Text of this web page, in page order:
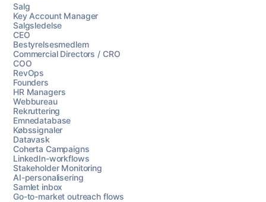
Salg
Key Account Manager
Salgsledelse
CEO
Bestyrelsesmedlem
Commercial Directors / CRO
COO
RevOps
Founders
HR Managers
Webbureau
Rekruttering
Emnedatabase
Købssignaler
Datavask
Coherta Campaigns
LinkedIn-workflows
Stakeholder Monitoring
AI-personalisering
Samlet inbox
Go-to-market outreach flows